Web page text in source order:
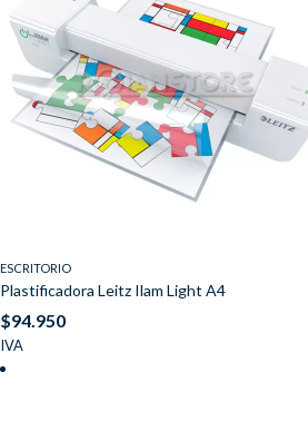
ESCRITORIO
Plastificadora Leitz Ilam Light A4
$94.950
IVA